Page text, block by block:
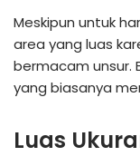
Meskipun untuk
area yang luas
bermacam unsur.
yang biasanya
Luas